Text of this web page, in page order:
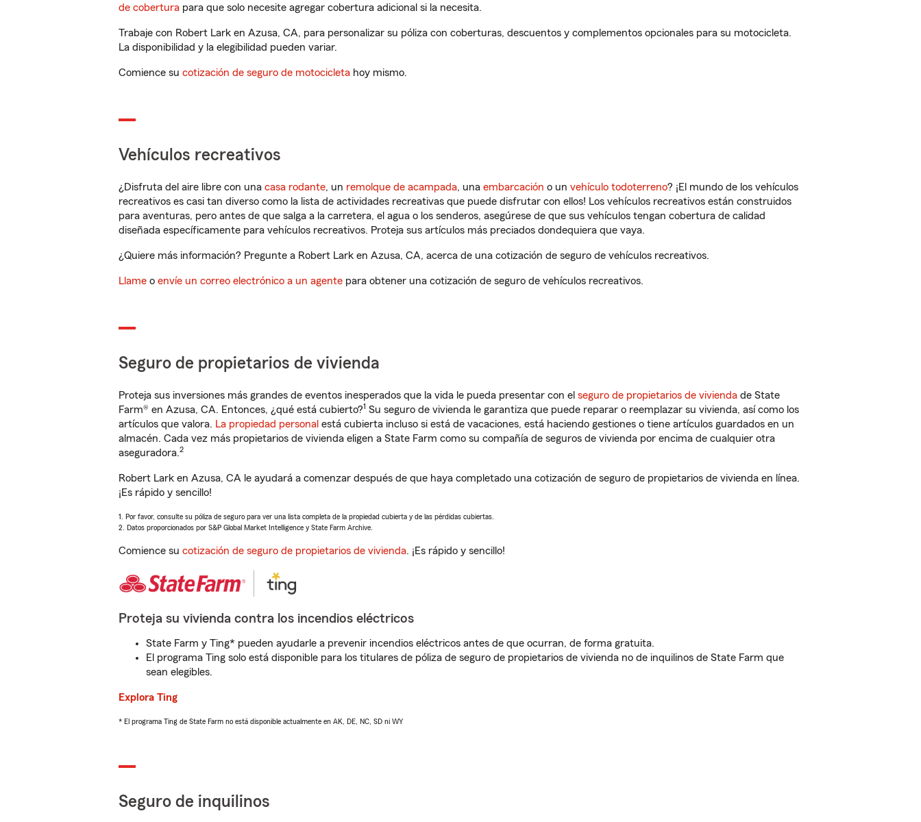
de cobertura para que solo necesite agregar cobertura adicional si la necesita.
Trabaje con Robert Lark en Azusa, CA, para personalizar su póliza con coberturas, descuentos y complementos opcionales para su motocicleta.
La disponibilidad y la elegibilidad pueden variar.
Comience su cotización de seguro de motocicleta hoy mismo.
Vehículos recreativos
¿Disfruta del aire libre con una casa rodante, un remolque de acampada, una embarcación o un vehículo todoterreno? ¡El mundo de los vehículos
recreativos es casi tan diverso como la lista de actividades recreativas que puede disfrutar con ellos! Los vehículos recreativos están construidos
para aventuras, pero antes de que salga a la carretera, el agua o los senderos, asegúrese de que sus vehículos tengan cobertura de calidad
diseñada específicamente para vehículos recreativos. Proteja sus artículos más preciados dondequiera que vaya.
¿Quiere más información? Pregunte a Robert Lark en Azusa, CA, acerca de una cotización de seguro de vehículos recreativos.
Llame o envíe un correo electrónico a un agente para obtener una cotización de seguro de vehículos recreativos.
Seguro de propietarios de vivienda
Proteja sus inversiones más grandes de eventos inesperados que la vida le pueda presentar con el seguro de propietarios de vivienda de State
Farm® en Azusa, CA. Entonces, ¿qué está cubierto?1 Su seguro de vivienda le garantiza que puede reparar o reemplazar su vivienda, así como los
artículos que valora. La propiedad personal está cubierta incluso si está de vacaciones, está haciendo gestiones o tiene artículos guardados en un
almacén. Cada vez más propietarios de vivienda eligen a State Farm como su compañía de seguros de vivienda por encima de cualquier otra
aseguradora.2
Robert Lark en Azusa, CA le ayudará a comenzar después de que haya completado una cotización de seguro de propietarios de vivienda en línea.
¡Es rápido y sencillo!
1. Por favor, consulte su póliza de seguro para ver una lista completa de la propiedad cubierta y de las pérdidas cubiertas.
2. Datos proporcionados por S&P Global Market Intelligence y State Farm Archive.
Comience su cotización de seguro de propietarios de vivienda. ¡Es rápido y sencillo!
Proteja su vivienda contra los incendios eléctricos
State Farm y Ting* pueden ayudarle a prevenir incendios eléctricos antes de que ocurran, de forma gratuita.
El programa Ting solo está disponible para los titulares de póliza de seguro de propietarios de vivienda no de inquilinos de State Farm que
sean elegibles.
Explora Ting
* El programa Ting de State Farm no está disponible actualmente en AK, DE, NC, SD ni WY
Seguro de inquilinos